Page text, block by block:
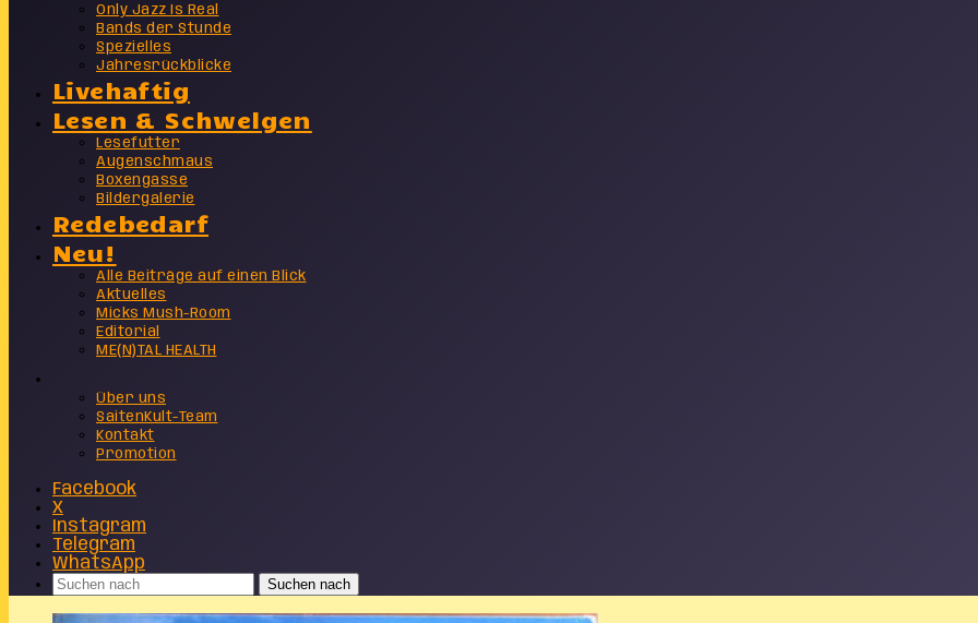
Only Jazz Is Real
Bands der Stunde
Spezielles
Jahresrückblicke
Livehaftig
Lesen & Schwelgen
Lesefutter
Augenschmaus
Boxengasse
Bildergalerie
Redebedarf
Neu!
Alle Beiträge auf einen Blick
Aktuelles
Micks Mush-Room
Editorial
ME(N)TAL HEALTH
Über uns
SaitenKult-Team
Kontakt
Promotion
Facebook
X
Instagram
Telegram
WhatsApp
Suchen nach